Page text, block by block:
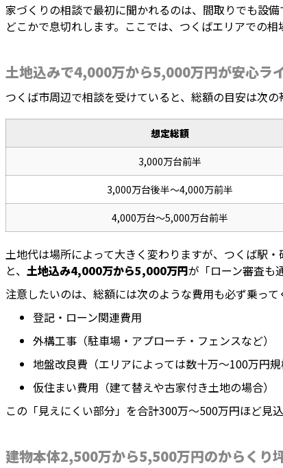
家づくりの相談で最初に聞かれるのは、間取りでも設
どこかで息切れします。ここでは、つくばエリアでの
土地込みで4,000万から5,000万円が安心ラ
つくば市周辺で相談を受けていると、総額の目安は次の
想定総額
3,000万台前半
3,000万台後半〜4,000万前半
4,000万台〜5,000万台前半
土地代は場所によって大きく変わりますが、つくば駅
と、 土地込み4,000万から5,000万円が「ローン審査も
注意したいのは、総額には次のような費用も必ず乗って
登記・ローン関連費用
外構工事（駐車場・アプローチ・フェンスなど）
地盤改良費（エリアによっては数十万〜100万円規
仮住まい費用（建て替えや古家付き土地の場合）
この「見えにくい部分」を合計300万〜500万円ほど見
建物本体2,500万から5,500万円のからくり